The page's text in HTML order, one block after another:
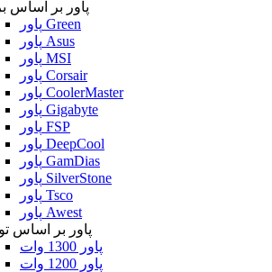
پاور بر اساس
پاور Green
پاور Asus
پاور MSI
پاور Corsair
پاور CoolerMaster
پاور Gigabyte
پاور FSP
پاور DeepCool
پاور GamDias
پاور SilverStone
پاور Tsco
پاور Awest
پاور بر اساس
پاور 1300 وات
پاور 1200 وات